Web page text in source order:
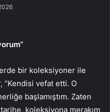
bir koleksiyoner ile
“Kendisi vefat etti. O
başlamıştım. Zaten
koleksiyona merakım